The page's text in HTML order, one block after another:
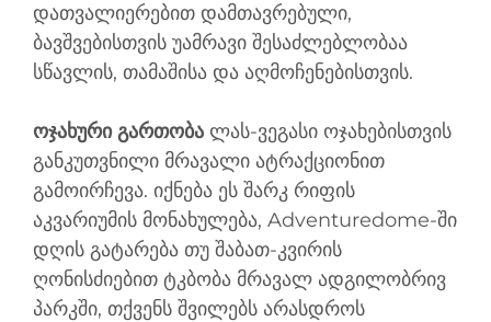
დათვალიერებით დამთავრებული,
ბავშვებისთვის უამრავი შესაძლებლობაა
სწავლის, თამაშისა და აღმოჩენებისთვის.
ოჯახური გართობა ლას-ვეგასი ოჯახებისთვის
განკუთვნილი მრავალი ატრაქციონით
გამოირჩევა. იქნება ეს შარკ რიფის
აკვარიუმის მონახულება, Adventuredome-ში
დღის გატარება თუ შაბათ-კვირის
ღონისძიებით ტკბობა მრავალ ადგილობრივ
პარკში, თქვენს შვილებს არასდროს